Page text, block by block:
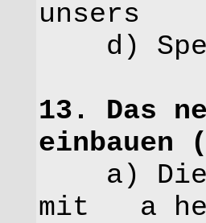
unsers
d)
13. Das
a) Die
mit a